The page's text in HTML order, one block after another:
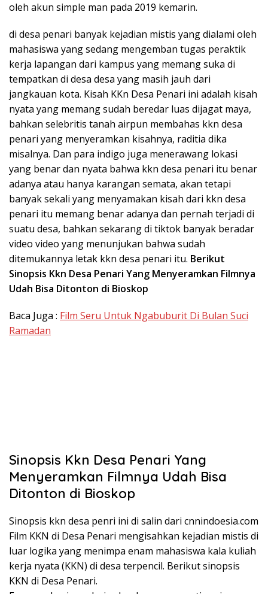
oleh akun simple man pada 2019 kemarin.
di desa penari banyak kejadian mistis yang dialami oleh
mahasiswa yang sedang mengemban tugas peraktik
kerja lapangan dari kampus yang memang suka di
tempatkan di desa desa yang masih jauh dari
jangkauan kota. Kisah KKn Desa Penari ini adalah kisah
nyata yang memang sudah beredar luas dijagat maya,
bahkan selebritis tanah airpun membahas kkn desa
penari yang menyeramkan kisahnya, raditia dika
misalnya. Dan para indigo juga menerawang lokasi
yang benar dan nyata bahwa kkn desa penari itu benar
adanya atau hanya karangan semata, akan tetapi
banyak sekali yang menyamakan kisah dari kkn desa
penari itu memang benar adanya dan pernah terjadi di
suatu desa, bahkan sekarang di tiktok banyak beradar
video video yang menunjukan bahwa sudah
ditemukannya letak kkn desa penari itu. Berikut
Sinopsis Kkn Desa Penari Yang Menyeramkan Filmnya
Udah Bisa Ditonton di Bioskop
Baca Juga : Film Seru Untuk Ngabuburit Di Bulan Suci
Ramadan
Sinopsis Kkn Desa Penari Yang
Menyeramkan Filmnya Udah Bisa
Ditonton di Bioskop
Sinopsis kkn desa penri ini di salin dari cnnindoesia.com
Film KKN di Desa Penari mengisahkan kejadian mistis di
luar logika yang menimpa enam mahasiswa kala kuliah
kerja nyata (KKN) di desa terpencil. Berikut sinopsis
KKN di Desa Penari.